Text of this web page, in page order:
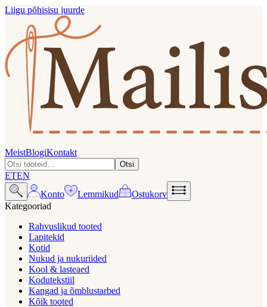
Liigu põhisisu juurde
MeistBlogiKontakt
Otsi
ETEN
Konto
Lemmikud
Ostukorv
Kategooriad
Rahvuslikud tooted
Lapitekid
Kotid
Nukud ja nukuriided
Kool & lasteaed
Kodutekstiil
Kangad ja õmblustarbed
Kõik tooted